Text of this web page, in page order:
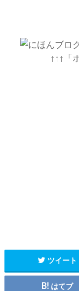
↑↑↑「
ツイート
はてブ